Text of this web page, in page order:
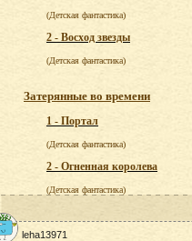
(Детская фантастика)
2 - Восход звезды
(Детская фантастика)
Затерянные во времени
1 - Портал
(Детская фантастика)
2 - Огненная королева
(Детская фантастика)
leha13971